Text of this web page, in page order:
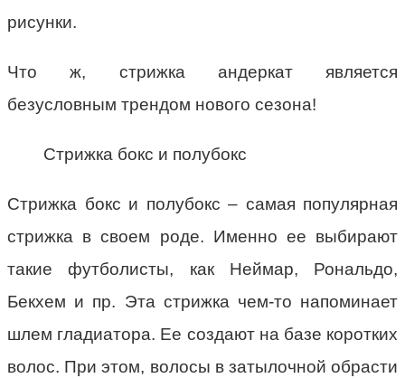
рисунки.
Что ж, стрижка андеркат является
безусловным трендом нового сезона!
Стрижка бокс и полубокс
Стрижка бокс и полубокс – самая популярная
стрижка в своем роде. Именно ее выбирают
такие футболисты, как Неймар, Рональдо,
Бекхем и пр. Эта стрижка чем-то напоминает
шлем гладиатора. Ее создают на базе коротких
волос. При этом, волосы в затылочной обрасти